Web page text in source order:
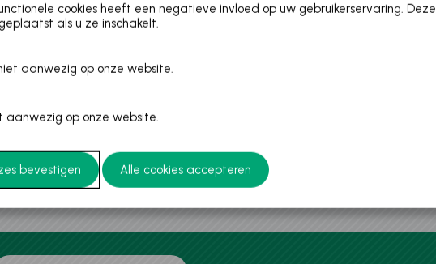
cookies heeft een negatieve invloed op uw gebruikerservaring. Deze
als u ze inschakelt.
aanwezig op onze website.
aanwezig op onze website.